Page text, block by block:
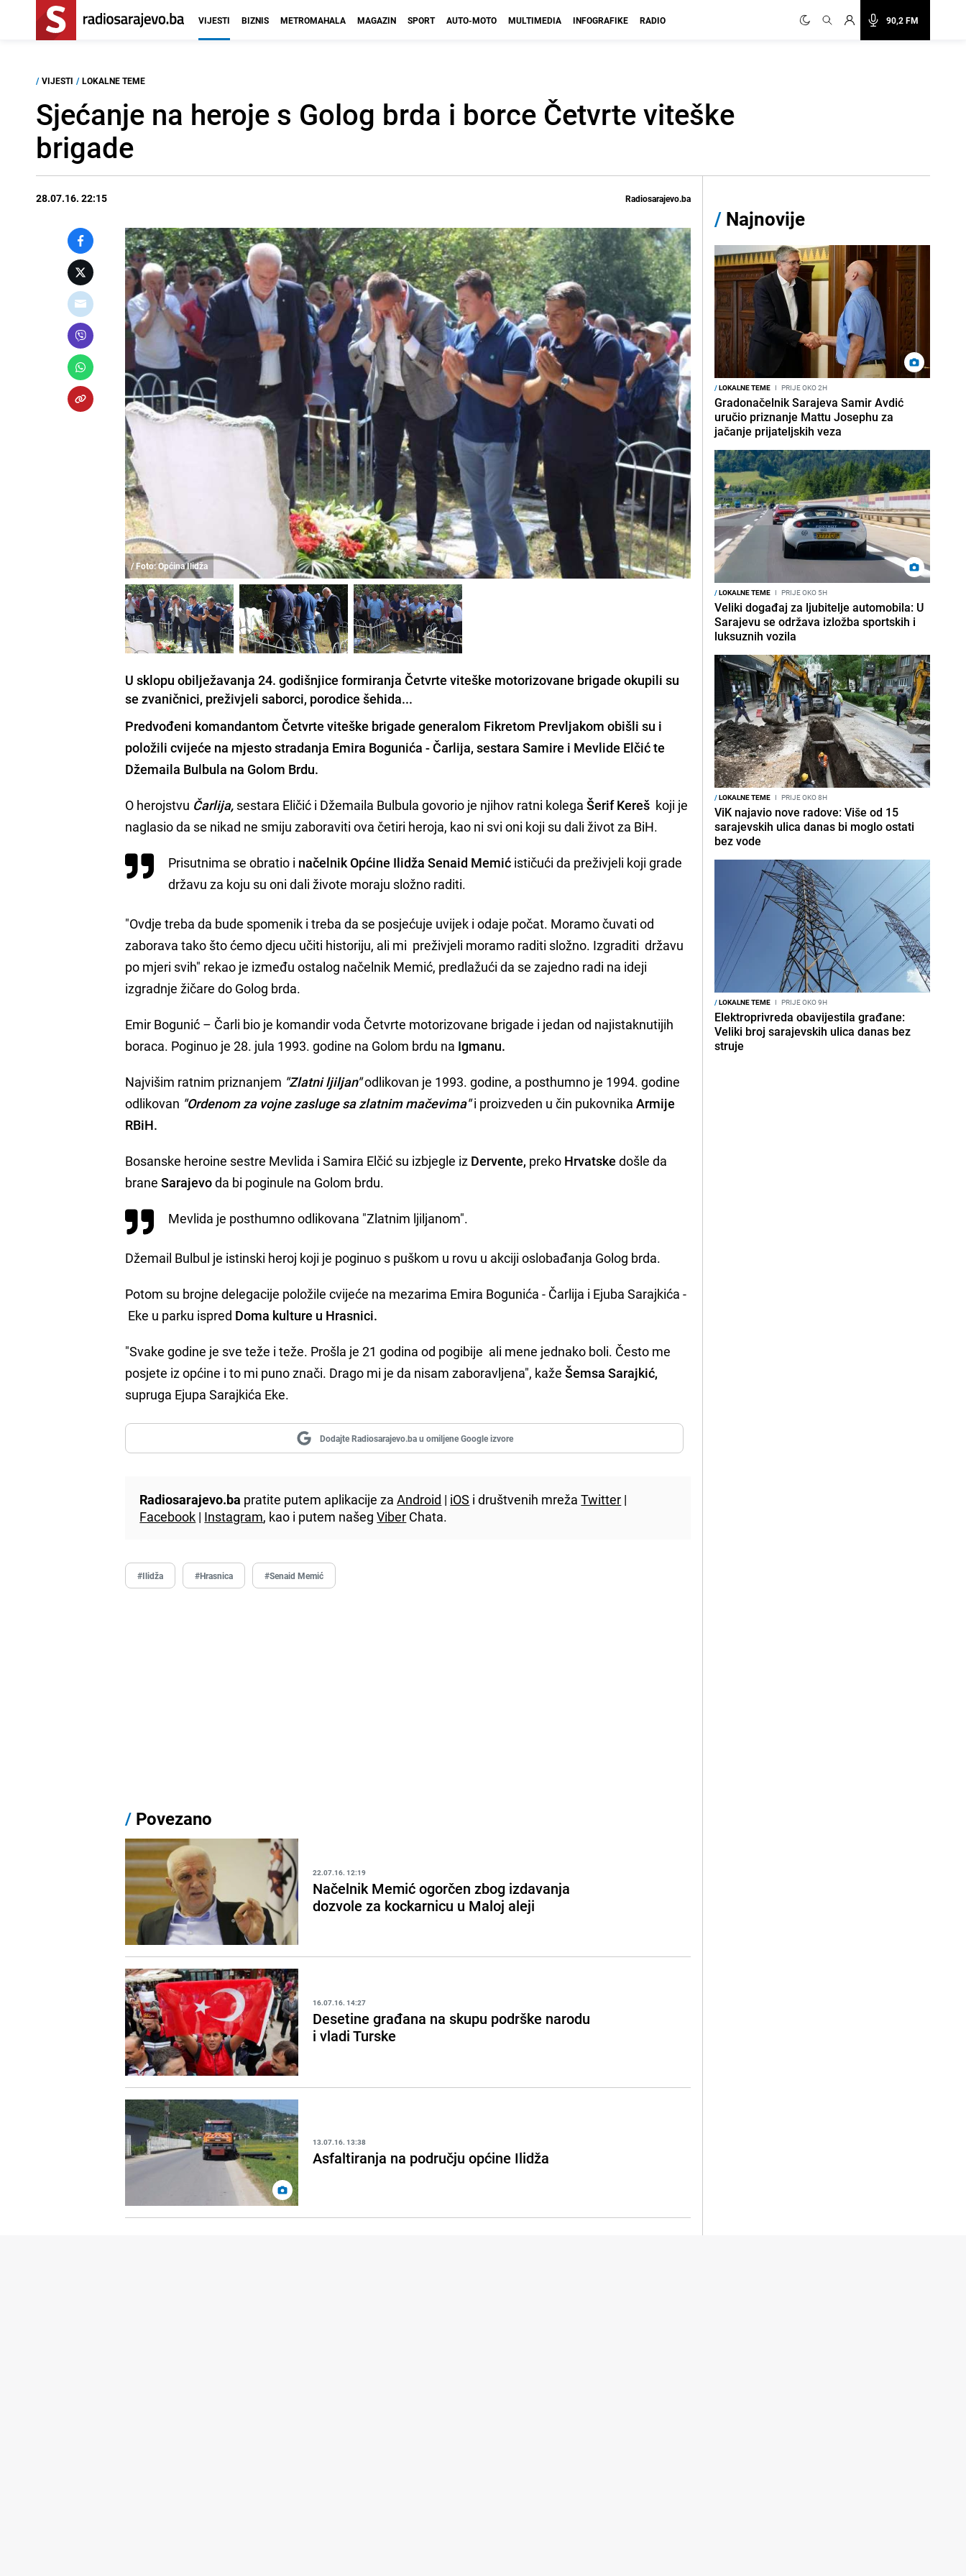
90,2 FM
VIJESTI BIZNIS METROMAHALA MAGAZIN SPORT AUTO-MOTO MULTIMEDIA INFOGRAFIKE RADIO
/ VIJESTI / LOKALNE TEME
Sjećanje na heroje s Golog brda i borce Četvrte viteške
brigade
28.07.16. 22:15 Radiosarajevo.ba
/ Foto: Općina Ilidža
U sklopu obilježavanja 24. godišnjice formiranja Četvrte viteške motorizovane brigade okupili su
se zvaničnici, preživjeli saborci, porodice šehida...
Predvođeni komandantomČetvrte viteške brigade generalom Fikretom Prevljakom obišli su i
položili cvijeće na mjesto stradanja Emira Bogunića - Čarlija, sestaraSamire i Mevlide Elčićte
Džemaila Bulbula na Golom Brdu.
O herojstvu Čarlija, sestara Eličić i Džemaila Bulbula govorio je njihov ratni kolegaŠerif Kereš koji je
naglasio da se nikad ne smiju zaboraviti ova četiri heroja, kao ni svi oni koji su dali život za BiH.
Prisutnima se obratio i načelnik Općine Ilidža Senaid Memić ističući da preživjeli koji grade
državu za koju su oni dali živote moraju složno raditi.
"Ovdje treba da bude spomenik i treba da se posjećuje uvijek i odaje počat. Moramo čuvati od
zaborava tako što ćemo djecu učiti historiju, ali mi preživjeli moramo raditi složno. Izgraditi državu
po mjeri svih" rekao je između ostalog načelnik Memić, predlažući da se zajedno radi na ideji
izgradnje žičare do Golog brda.
Emir Bogunić – Čarli bio je komandir voda Četvrte motorizovane brigade i jedan od najistaknutijih
boraca. Poginuo je 28. jula 1993. godine na Golom brdu na Igmanu.
Najvišim ratnim priznanjem "Zlatni ljiljan"odlikovan je 1993. godine, a posthumno je 1994. godine
odlikovan "Ordenom za vojne zasluge sa zlatnim mačevima"i proizveden u čin pukovnikaArmije
RBiH.
Bosanske heroine sestre Mevlida i Samira Elčić su izbjegle iz Dervente, preko Hrvatske došle da
brane Sarajevoda bi poginule na Golom brdu.
Mevlida je posthumno odlikovana "Zlatnim ljiljanom".
Džemail Bulbul je istinski heroj koji je poginuo s puškom u rovu u akciji oslobađanja Golog brda.
Potom su brojne delegacije položile cvijeće na mezarima Emira Bogunića - Čarlija i Ejuba Sarajkića -
Eke u parku ispred Doma kulture u Hrasnici.
"Svake godine je sve teže i teže. Prošla je 21 godina od pogibije ali mene jednako boli. Često me
posjete iz općine i to mi puno znači. Drago mi je da nisam zaboravljena", kažeŠemsa Sarajkić,
supruga Ejupa Sarajkića Eke.
Dodajte Radiosarajevo.ba u omiljene Google izvore
Radiosarajevo.ba pratite putem aplikacije zaAndroid | iOS i društvenih mrežaTwitter |
Facebook | Instagram, kao i putem našegViber Chata.
#Ilidža #Hrasnica #Senaid Memić
/ Povezano
22.07.16. 12:19
Načelnik Memić ogorčen zbog izdavanja
dozvole za kockarnicu u Maloj aleji
16.07.16. 14:27
Desetine građana na skupu podrške narodu
i vladi Turske
13.07.16. 13:38
Asfaltiranja na području općine Ilidža
/ Najnovije
/LOKALNE TEME I PRIJE OKO 2H
Gradonačelnik Sarajeva Samir Avdić
uručio priznanje Mattu Josephu za
jačanje prijateljskih veza
/LOKALNE TEME I PRIJE OKO 5H
Veliki događaj za ljubitelje automobila: U
Sarajevu se održava izložba sportskih i
luksuznih vozila
/LOKALNE TEME I PRIJE OKO 8H
ViK najavio nove radove: Više od 15
sarajevskih ulica danas bi moglo ostati
bez vode
/LOKALNE TEME I PRIJE OKO 9H
Elektroprivreda obavijestila građane:
Veliki broj sarajevskih ulica danas bez
struje